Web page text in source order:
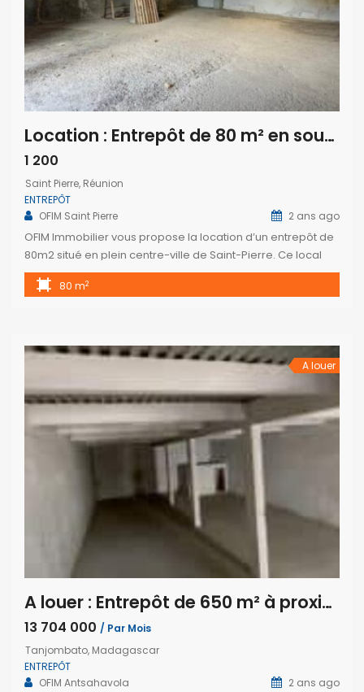
Location : Entrepôt de 80 m² en sous-sol, à proximité des commerces à Saint-Pierre
1 200
Saint Pierre, Réunion
ENTREPÔT
OFIM Saint Pierre
2 ans ago
OFIM Immobilier vous propose la location d’un entrepôt de
80m2 situé en plein centre-ville de Saint-Pierre. Ce local
sécurisé, doté d’une fermeture par rideaux métalliques
manuels, offre une surface idéale pour le stockage de
pratique, à proximité immédiate des commerces, facilitant
80 m2
A louer
A louer : Entrepôt de 650 m² à proximité des commerces à Tanjombato, Antananarivo
13 704 000 / Par Mois
Tanjombato, Madagascar
ENTREPÔT
OFIM Antsahavola
2 ans ago